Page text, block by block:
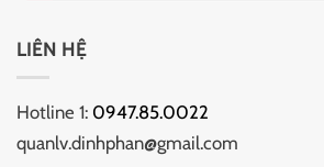
LIÊN HỆ
Hotline 1: 0947.85.0022
quanlv.dinhphan@gmail.com